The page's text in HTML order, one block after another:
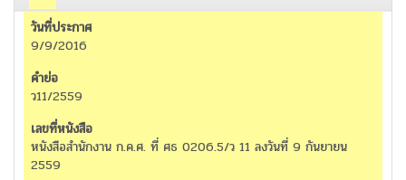
9/9/2016
ว11/2559
หนังสือสำนักงาน ก.ค.ศ. ที่ ศธ 0206.5/ว 11 ลงวันที่ 9 กันยายน
2559